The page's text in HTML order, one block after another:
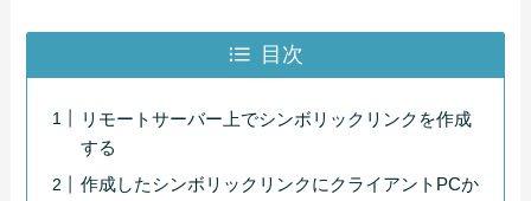
目次
リモートサーバー上でシンボリックリンクを作成
する
作成したシンボリックリンクにクライアントPCか